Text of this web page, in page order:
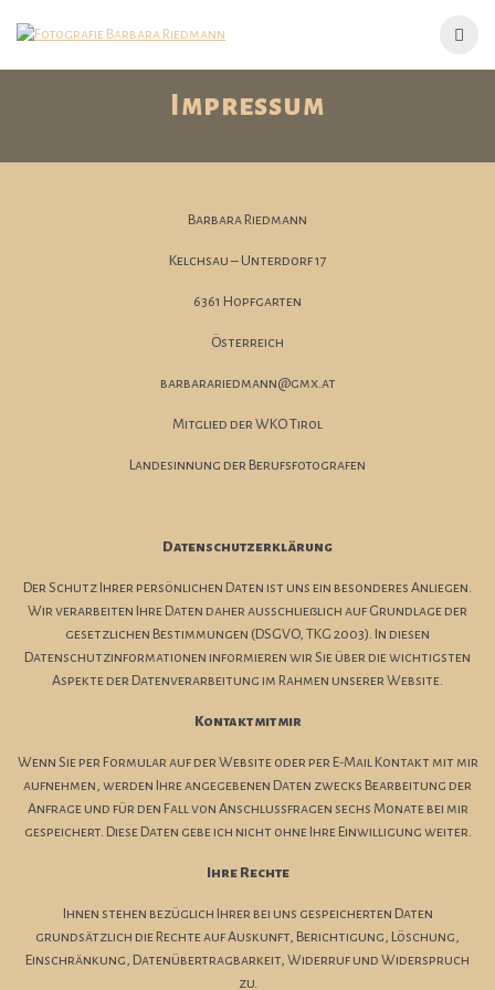
Impressum
Barbara Riedmann
Kelchsau – Unterdorf 17
6361 Hopfgarten
Österreich
barbarariedmann@gmx.at
Mitglied der WKO Tirol
Landesinnung der Berufsfotografen
Datenschutzerklärung
Der Schutz Ihrer persönlichen Daten ist uns ein besonderes Anliegen.
Wir verarbeiten Ihre Daten daher ausschließlich auf Grundlage der
gesetzlichen Bestimmungen (DSGVO, TKG 2003). In diesen
Datenschutzinformationen informieren wir Sie über die wichtigsten
Aspekte der Datenverarbeitung im Rahmen unserer Website.
Kontakt mit mir
Wenn Sie per Formular auf der Website oder per E-Mail Kontakt mit mir
aufnehmen, werden Ihre angegebenen Daten zwecks Bearbeitung der
Anfrage und für den Fall von Anschlussfragen sechs Monate bei mir
gespeichert. Diese Daten gebe ich nicht ohne Ihre Einwilligung weiter.
Ihre Rechte
Ihnen stehen bezüglich Ihrer bei uns gespeicherten Daten
grundsätzlich die Rechte auf Auskunft, Berichtigung, Löschung,
Einschränkung, Datenübertragbarkeit, Widerruf und Widerspruch
zu.